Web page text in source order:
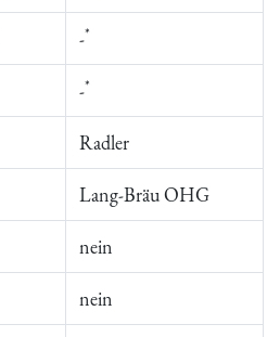
-*
-*
Radler
Lang-Bräu OHG
nein
nein